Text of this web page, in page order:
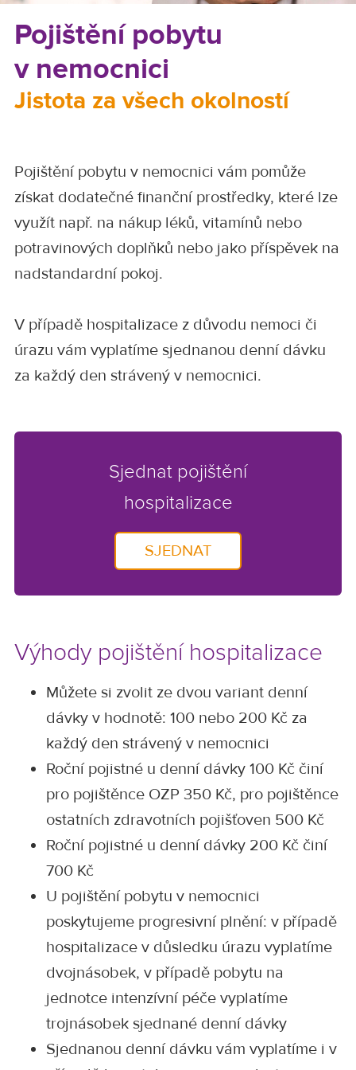
Pojištění pobytu
v nemocnici
Jistota za všech okolností
Pojištění pobytu v nemocnici vám pomůže
získat dodatečné finanční prostředky, které lze
využít např. na nákup léků, vitamínů nebo
potravinových doplňků nebo jako příspěvek na
nadstandardní pokoj.
V případě hospitalizace z důvodu nemoci či
úrazu vám vyplatíme sjednanou denní dávku
za každý den strávený v nemocnici.
Sjednat pojištění
hospitalizace
SJEDNAT
Výhody pojištění hospitalizace
Můžete si zvolit ze dvou variant denní
dávky v hodnotě: 100 nebo 200 Kč za
každý den strávený v nemocnici
Roční pojistné u denní dávky 100 Kč činí
pro pojištěnce OZP 350 Kč, pro pojištěnce
ostatních zdravotních pojišťoven 500 Kč
Roční pojistné u denní dávky 200 Kč činí
700 Kč
U pojištění pobytu v nemocnici
poskytujeme progresivní plnění: v případě
hospitalizace v důsledku úrazu vyplatíme
dvojnásobek, v případě pobytu na
jednotce intenzívní péče vyplatíme
trojnásobek sjednané denní dávky
Sjednanou denní dávku vám vyplatíme i v